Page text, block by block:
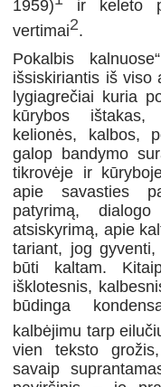
1959)
ir keleto
vertimai2.
Pokalbis
išsiskiriantis iš viso
lygiagrečiai kuria
kūrybos ištakas,
kelionės, kalbos,
galop bandymo
tikrovėje ir
apie savasties
patyrimą,
atsiskyrimą, apie
tariant, jog
būti kaltam.
išklotesnis,
būdinga
kalbėjimu tarp
vien teksto
savaip